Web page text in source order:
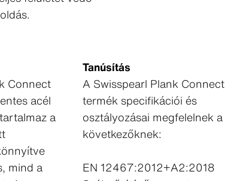
Connect
acél
a
mind a
Tanúsítás
A Swisspearl Plank Connect
termék specifikációi és
osztályozásai megfelelnek a
következőknek:
EN 12467:2012+A2:2018